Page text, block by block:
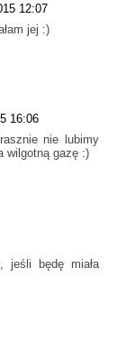
12:07
jej :)
16:06
nie lubimy
wilgotną gazę :)
jeśli będę miała